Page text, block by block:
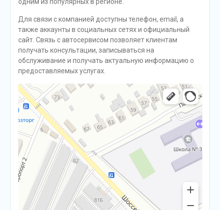
одним из популярных в регионе.
Для связи с компанией доступны телефон, email, а
также аккаунты в социальных сетях и официальный
сайт. Связь с автосервисом позволяет клиентам
получать консультации, записываться на
обслуживание и получать актуальную информацию о
предоставляемых услугах.